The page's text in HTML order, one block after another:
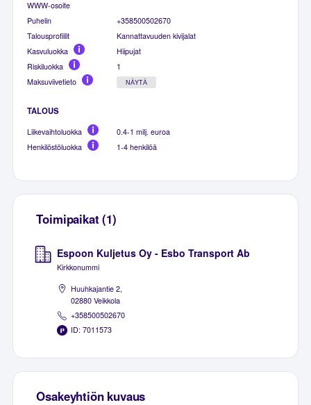
WWW-osoite
Puhelin
+358500502670
Talousprofiilit
Kannattavuuden kivijalat
Kasvuluokka
Hiipujat
Riskiluokka
1
Maksuviivetieto
NÄYTÄ
TALOUS
Liikevaihtoluokka
0.4-1 milj. euroa
Henkilöstöluokka
1-4 henkilöä
Toimipaikat (1)
Espoon Kuljetus Oy - Esbo Transport Ab
Kirkkonummi
Huuhkajantie 2,
02880 Veikkola
+358500502670
ID: 7011573
Osakeyhtiön kuvaus